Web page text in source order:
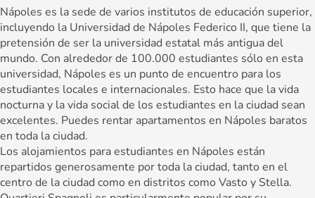
Nápoles es la sede de varios institutos de educación superior,
incluyendo la Universidad de Nápoles Federico II, que tiene la
pretensión de ser la universidad estatal más antigua del
mundo. Con alrededor de 100.000 estudiantes sólo en esta
universidad, Nápoles es un punto de encuentro para los
estudiantes locales e internacionales. Esto hace que la vida
nocturna y la vida social de los estudiantes en la ciudad sean
excelentes. Puedes rentar apartamentos en Nápoles baratos
en toda la ciudad.
Los alojamientos para estudiantes en Nápoles están
repartidos generosamente por toda la ciudad, tanto en el
centro de la ciudad como en distritos como Vasto y Stella.